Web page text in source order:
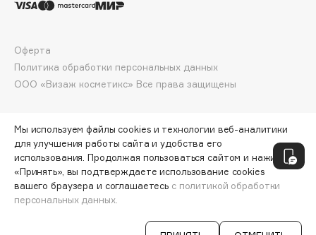
Dolce & Gabbana
Dorco
DP Daily Perfection
Dr. Vranjes Firenze
Dr.Ceuracle
Dr.Jart+
Dyson
СООБЩИТЬ О ПОСТУПЛЕНИИ
ООО «Визаж косметикс» Все права защищены
Оферта
Политика обработки персональных данных
Мы используем файлы cookies и технологии веб-аналитики
для улучшения работы сайта и удобства его
использования. Продолжая пользоваться сайтом и нажимая
«Принять», вы подтверждаете использование cookies
вашего браузера и соглашаетесь с политикой обработки
персональных данных.